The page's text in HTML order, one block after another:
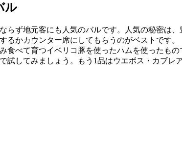
ル
らず地元客にも人気のバルです。人気の秘密は
かカウンター席にしてもらうのがベストです。
食べて育つイベリコ豚を使ったハムを使ったも
してみましょう。もう1品はウエボス・カブレ